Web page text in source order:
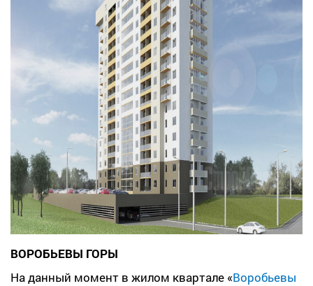
ВОРОБЬЕВЫ ГОРЫ
На данный момент в жилом квартале «Воробьевы